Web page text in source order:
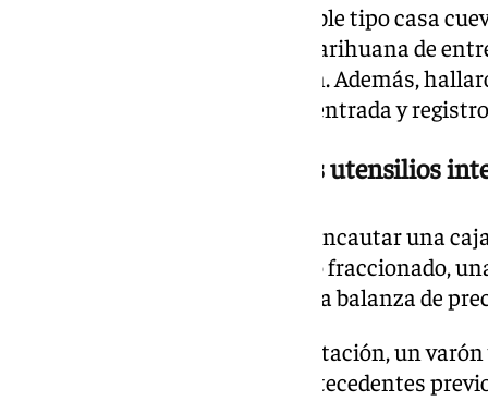
También localizaron un inmueble tipo casa
plantación de 193 plantas de marihuana de
en avanzado estado de floración. Además,
bastante similar a la de la otra entrada y
Dinero, una carabina y otros utensilios
Los agentes también pudieron incautar una
marihuana, 845 euros en dinero fraccionado,
tijeras de podar, una tablet y una balanza de
Los dos responsables de la plantación, un
El hombre, de 48 años, tenía antecedentes